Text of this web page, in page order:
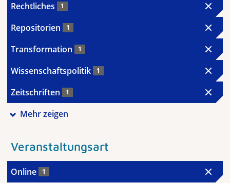
Rechtliches 1
Repositorien 1
Transformation 1
Wissenschaftspolitik 1
Zeitschriften 1
Mehr zeigen
Veranstaltungsart
Online 1